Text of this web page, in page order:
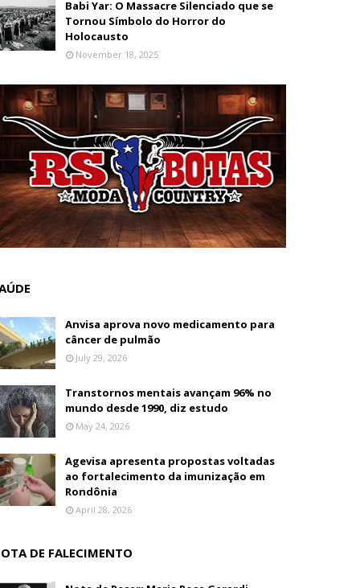
Babi Yar: O Massacre Silenciado que se
Tornou Símbolo do Horror do
Holocausto
November 18, 2025
Anvisa aprova novo medicamento para
câncer de pulmão
July 29, 2026
Transtornos mentais avançam 96% no
mundo desde 1990, diz estudo
May 24, 2026
Agevisa apresenta propostas voltadas
ao fortalecimento da imunização em
Rondônia
April 28, 2026
DE FALECIMENTO